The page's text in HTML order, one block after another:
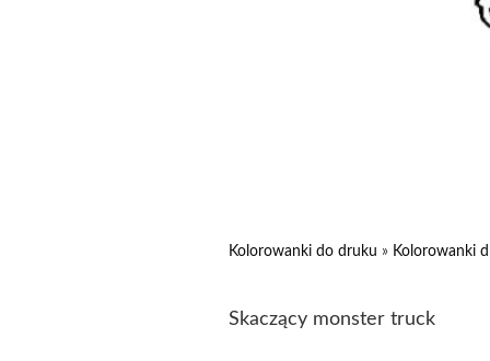
Kolorowanki do druku » Kolorowanki
Skaczący monster truck